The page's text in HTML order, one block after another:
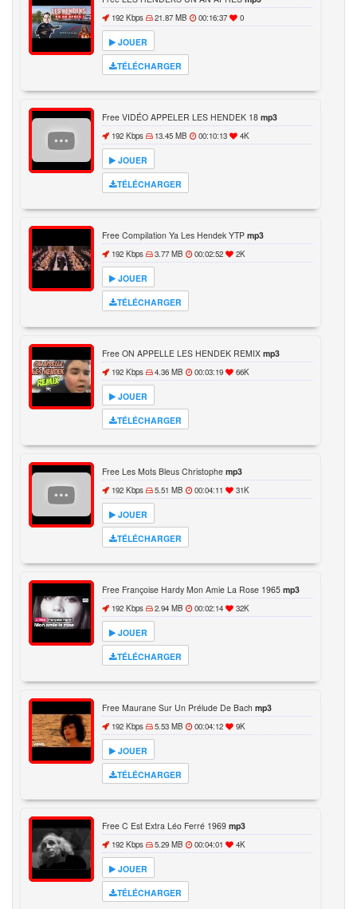
192 Kbps 21.87 MB 00:16:37 0
JOUER
TÉLÉCHARGER
Free VIDÉO APPELER LES HENDEK 18 mp3
192 Kbps 13.45 MB 00:10:13 4K
JOUER
TÉLÉCHARGER
Free Compilation Ya Les Hendek YTP mp3
192 Kbps 3.77 MB 00:02:52 2K
JOUER
TÉLÉCHARGER
Free ON APPELLE LES HENDEK REMIX mp3
192 Kbps 4.36 MB 00:03:19 66K
JOUER
TÉLÉCHARGER
Free Les Mots Bleus Christophe mp3
192 Kbps 5.51 MB 00:04:11 31K
JOUER
TÉLÉCHARGER
Free Françoise Hardy Mon Amie La Rose 1965 mp3
192 Kbps 2.94 MB 00:02:14 32K
JOUER
TÉLÉCHARGER
Free Maurane Sur Un Prélude De Bach mp3
192 Kbps 5.53 MB 00:04:12 9K
JOUER
TÉLÉCHARGER
Free C Est Extra Léo Ferré 1969 mp3
192 Kbps 5.29 MB 00:04:01 4K
JOUER
TÉLÉCHARGER